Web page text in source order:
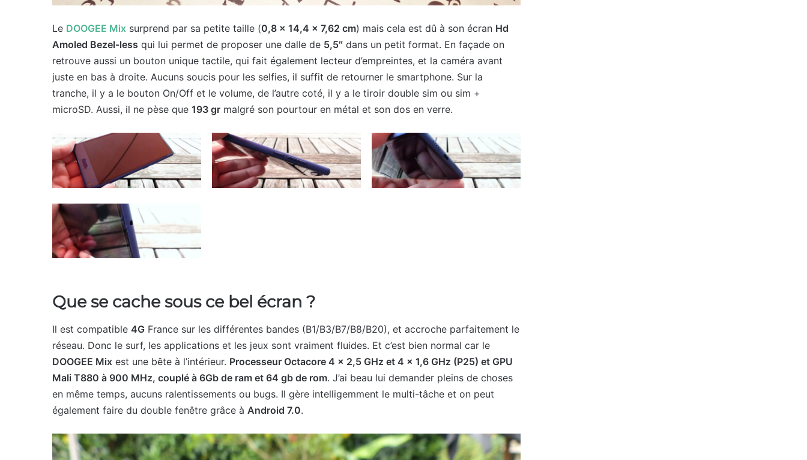
Le DOOGEE Mix surprend par sa petite taille (0,8 x 14,4 x 7,62 cm) mais cela est dû à son écran Hd
Amoled Bezel-less qui lui permet de proposer une dalle de 5,5″ dans un petit format. En façade on
retrouve aussi un bouton unique tactile, qui fait également lecteur d’empreintes, et la caméra avant
juste en bas à droite. Aucuns soucis pour les selfies, il suffit de retourner le smartphone. Sur la
tranche, il y a le bouton On/Off et le volume, de l’autre coté, il y a le tiroir double sim ou sim +
microSD. Aussi, il ne pèse que 193 gr malgré son pourtour en métal et son dos en verre.
Que se cache sous ce bel écran ?
Il est compatible 4G France sur les différentes bandes (B1/B3/B7/B8/B20), et accroche parfaitement le
réseau. Donc le surf, les applications et les jeux sont vraiment fluides. Et c’est bien normal car le
DOOGEE Mix est une bête à l’intérieur. Processeur Octacore 4 x 2,5 GHz et 4 x 1,6 GHz (P25) et GPU
Mali T880 à 900 MHz, couplé à 6Gb de ram et 64 gb de rom. J’ai beau lui demander pleins de choses
en même temps, aucuns ralentissements ou bugs. Il gère intelligemment le multi-tâche et on peut
également faire du double fenêtre grâce à Android 7.0.